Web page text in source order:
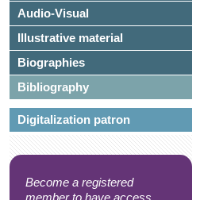
Audio-Visual
Illustrative material
Biographies
Bibliography
Digitalization patron
Become a registered
member to have access